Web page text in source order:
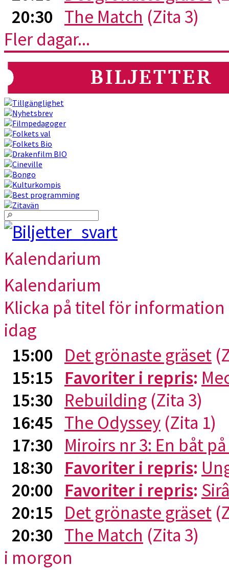
20:30 The Match (Zita 3)
Fler dagar...
Kalendarium
Kalendarium
Klicka på titel för
idag
15:00 Det grönaste gräset
15:15 Favoriter i repris:
15:30 Rebuilding (Zita 3)
16:45 The Odyssey (Zita 1)
17:30 Miroirs nr 3: En båt
18:30 Favoriter i repris:
20:00 Favoriter i repris:
20:15 Det grönaste gräset
20:30 The Match (Zita 3)
i morgon